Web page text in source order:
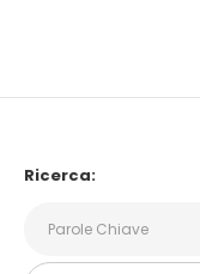
Ricerca: